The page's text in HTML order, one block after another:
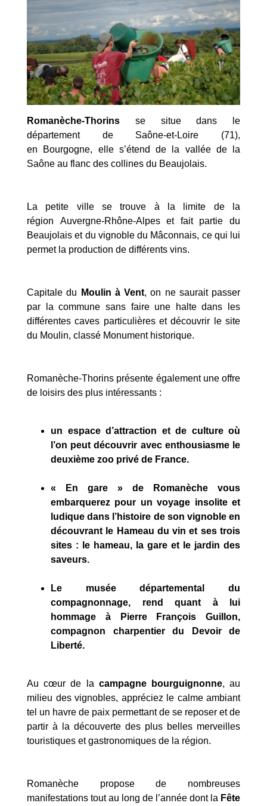
Romanèche-Thorins se situe dans le
département de Saône-et-Loire (71),
en Bourgogne, elle s’étend de la vallée de la
Saône au flanc des collines du Beaujolais.
La petite ville se trouve à la limite de la
région Auvergne-Rhône-Alpes et fait partie du
Beaujolais et du vignoble du Mâconnais, ce qui lui
permet la production de différents vins.
Capitale du Moulin à Vent, on ne saurait passer
par la commune sans faire une halte dans les
différentes caves particulières et découvrir le site
du Moulin, classé Monument historique.
Romanèche-Thorins présente également une offre
de loisirs des plus intéressants :
un espace d’attraction et de culture où
l’on peut découvrir avec enthousiasme le
deuxième zoo privé de France.
« En gare » de Romanèche vous
embarquerez pour un voyage insolite et
ludique dans l’histoire de son vignoble en
découvrant le Hameau du vin et ses trois
sites : le hameau, la gare et le jardin des
saveurs.
Le musée départemental du
compagnonnage, rend quant à lui
hommage à Pierre François Guillon,
compagnon charpentier du Devoir de
Liberté.
Au cœur de la campagne bourguignonne, au
milieu des vignobles, appréciez le calme ambiant
tel un havre de paix permettant de se reposer et de
partir à la découverte des plus belles merveilles
touristiques et gastronomiques de la région.
Romanèche propose de nombreuses
manifestations tout au long de l’année dont la Fête